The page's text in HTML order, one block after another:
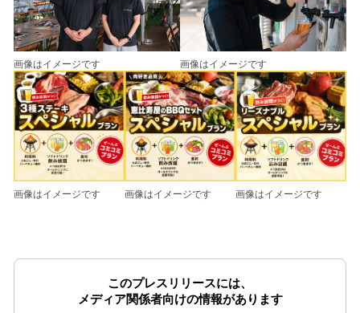
画像はイメージです 画像はイメージです
画像はイメージです 画像はイメージです 画像はイメージです
このプレスリリースには、
メディア関係者向けの情報があります